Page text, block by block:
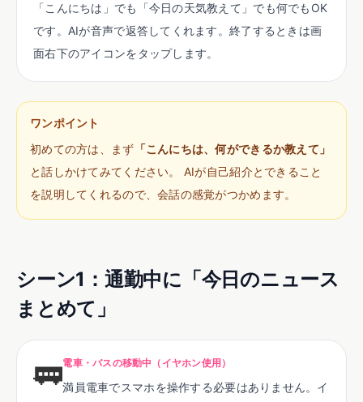
「こんにちは」でも「今日の天気教えて」でも何でもOK
です。AIが音声で返答してくれます。終了するときは画
面右下のアイコンをタップします。
ワンポイント
初めての方は、まず 「こんにちは、何ができるか教えて」
と話しかけてみてください。 AIが自己紹介とできること
を説明してくれるので、会話の感覚がつかめます。
シーン1 ： 通勤中に「今日のニュース
まとめて」
🚃電車・バスの移動中（イヤホン使用）
満員電車でスマホを操作する必要はありません。イ